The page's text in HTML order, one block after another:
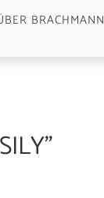
BRACHMANN